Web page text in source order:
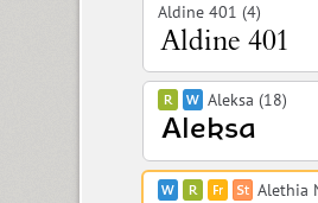
Aldine 401 (4)
Aleksa (18)
Alethia